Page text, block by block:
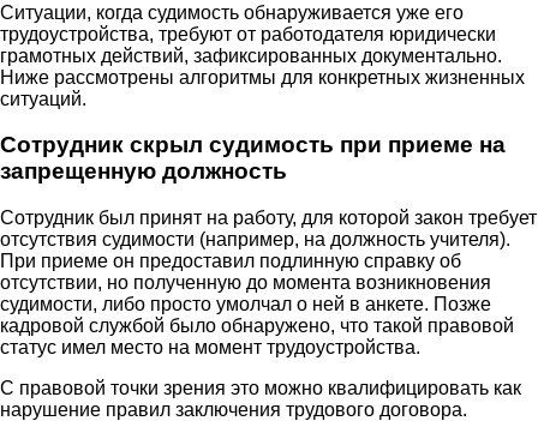
Ситуации, когда судимость обнаруживается уже его
трудоустройства, требуют от работодателя юридически
грамотных действий, зафиксированных документально.
Ниже рассмотрены алгоритмы для конкретных жизненных
ситуаций.
Сотрудник скрыл судимость при приеме на
запрещенную должность
Сотрудник был принят на работу, для которой закон требует
отсутствия судимости (например, на должность учителя).
При приеме он предоставил подлинную справку об
отсутствии, но полученную до момента возникновения
судимости, либо просто умолчал о ней в анкете. Позже
кадровой службой было обнаружено, что такой правовой
статус имел место на момент трудоустройства.
С правовой точки зрения это можно квалифицировать как
нарушение правил заключения трудового договора.